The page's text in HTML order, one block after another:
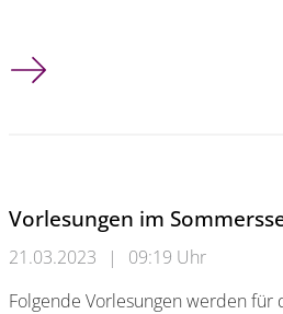
VW Summer School
Vorlesungen im
21.03.2023 |
09:19 Uhr
Folgende Vorlesungen werden für